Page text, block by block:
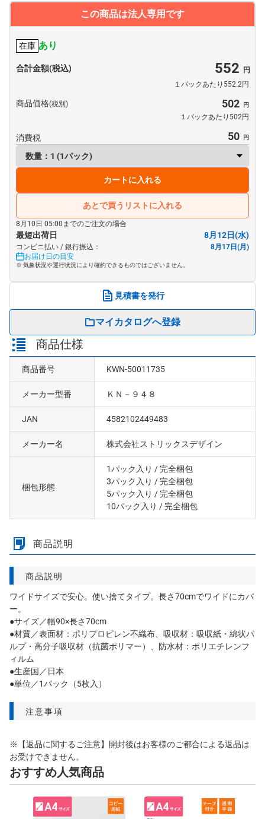
この商品は法人専用です
在庫 あり
合計金額(税込) 552
１パックあたり552.2円
商品価格(税別) 502
１パックあたり502円
消費税 50
カートに入れる
あとで買うリストに入れる
8月10日 05:00までのご注文の場合
最短出荷日 8月12日(水)
コンビニ払い / 銀行振込：
8月17日(月)
お届け日の目安
※ 気象状況や運行状況により確約できるものではございません。
見積書を発行
マイカタログへ登録
商品仕様
商品番号 KWN-50011735
メーカー型番 ＫＮ－９４８
JAN 4582102449483
メーカー名 株式会社ストリックスデザイン
梱包形態
1パック入り / 完全梱包
3パック入り / 完全梱包
5パック入り / 完全梱包
10パック入り / 完全梱包
商品説明
商品説明
ワイドサイズで安心。使い捨てタイプ。長さ70cmでワイドにカバ
ー。
●サイズ／幅90×長さ70cm
●材質／表面材：ポリプロピレン不織布、吸収材：吸収紙・綿状パ
ルプ・高分子吸収材（抗菌ポリマー）、防水材：ポリエチレンフ
ィルム
●生産国／日本
●単位／1パック（5枚入）
注意事項
※【返品に関するご注意】開封後はお客様のご都合による返品は
お受けできません。
おすすめ人気商品